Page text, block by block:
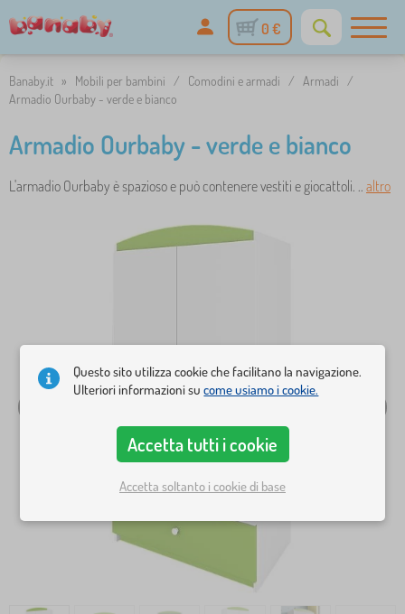
0 €
Banaby.it » Mobili per bambini / Comodini e armadi / Armadi
/
Armadio Ourbaby - verde e bianco
Armadio Ourbaby - verde e bianco
L'armadio Ourbaby è spazioso e può contenere vestiti e giocattoli. .. altro
Questo sito utilizza cookie che facilitano la navigazione.
Ulteriori informazioni sucome usiamo i cookie.
Accetta tutti i cookie
Accetta soltanto i cookie di base